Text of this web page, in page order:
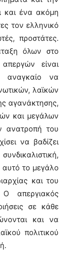
και ένα ακόμη
τον ελληνικό
προστάτες.
όλων στο
είναι
αναγκαίο να
λαϊκών
αγανάκτησης,
και μεγάλων
ανατροπή του
να βαδίζει
αυτό το μεγάλο
και του
Ο απεργιακός
σε κάθε
και να
πολιτικού